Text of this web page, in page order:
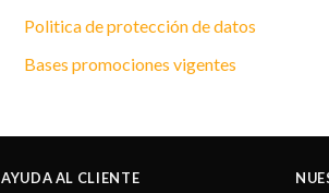
Politica de protección de datos
Bases promociones vigentes
AYUDA AL CLIENTE